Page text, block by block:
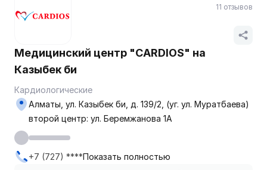
Медицинский центр "CARDIOS" на
Казыбек би
Кардиологические
Алматы, ул. Казыбек би, д. 139/2, (уг. ул. Муратбаева)
второй центр: ул. Беремжанова 1А
+7 (727) ****Показать полностью
11 отзывов